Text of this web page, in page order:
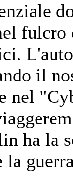
fulcro
il
nel
ha la